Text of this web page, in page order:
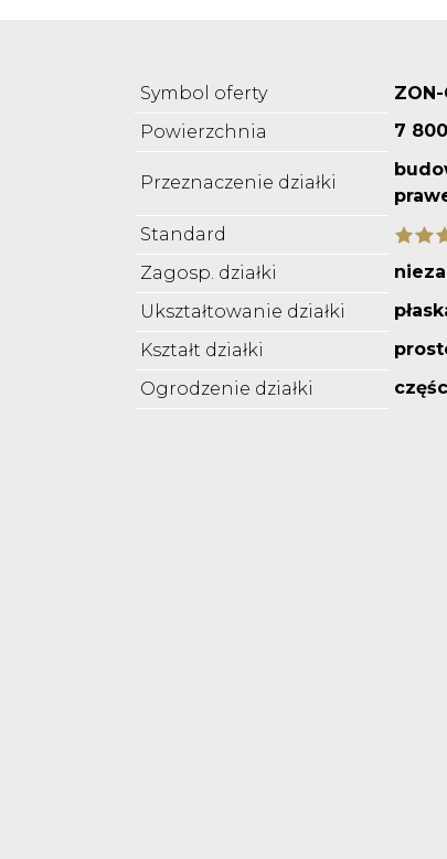
Symbol oferty
Powierzchnia
7
Przeznaczenie działki
Standard
Zagosp. działki
Ukształtowanie działki
Kształt działki
Ogrodzenie działki